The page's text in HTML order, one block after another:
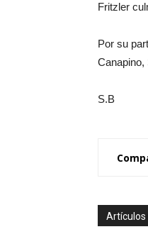
Fritzler
Por su
Canapino,
S.B
Artículos